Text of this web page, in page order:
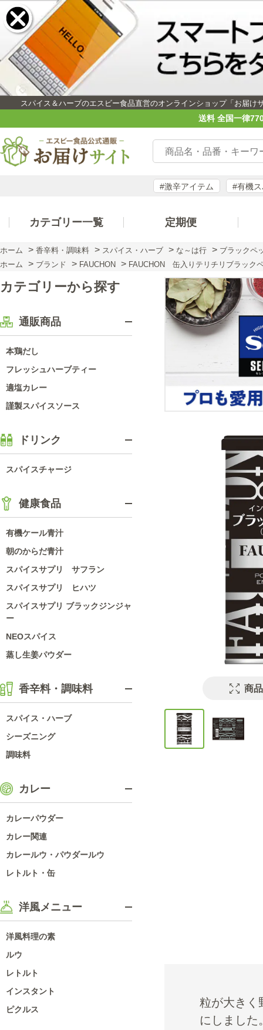
スパイス＆ハーブのエスビー食品直営のオンラインショップ「お届け
送料 全国一律
#激辛アイテム #有機
カテゴリー一覧 定期便
ホーム > 香辛料・調味料 > スパイス・ハーブ > な～は行 > ブラックペ
ホーム
> ブランド > FAUCHON > FAUCHON 缶入りテリチリブラック
カテゴリーから探す
通販商品
本鶏だし
フレッシュハーブティー
適塩カレー
謹製スパイスソース
ドリンク
スパイスチャージ
健康食品
有機ケール青汁
朝のからだ青汁
スパイスサプリ サフラン
スパイスサプリ ヒハツ
スパイスサプリ ブラックジンジャ
ー
NEOスパイス
蒸し生姜パウダー
香辛料・調味料
スパイス・ハーブ
シーズニング
調味料
カレー
カレーパウダー
カレー関連
カレールウ・パウダールウ
レトルト・缶
洋風メニュー
洋風料理の素
ルウ
レトルト
インスタント
ピクルス
商
粒が大きく
にしました